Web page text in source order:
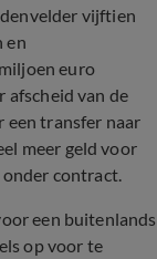
vijftien
en
euro
afscheid van de
een transfer naar
meer geld voor
contract.
een buitenlands
op voor te